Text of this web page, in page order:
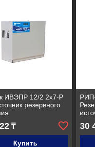
ИВЭПР 12/2 2х7-Р
резервного
₸
Купить
30